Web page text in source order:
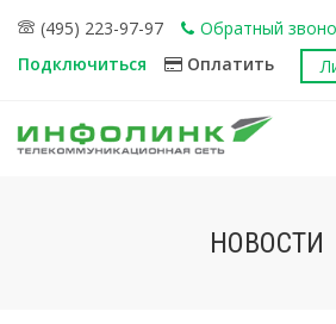
(495) 223-97-97
Обратный
Подключиться
Оплатить
НОВОСТИ